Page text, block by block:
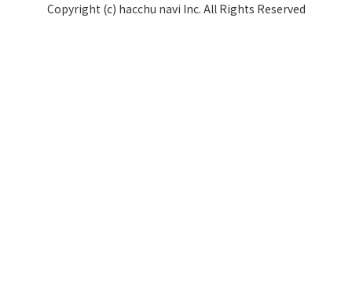
Copyright (c) hacchu navi Inc. All Rights Reserved